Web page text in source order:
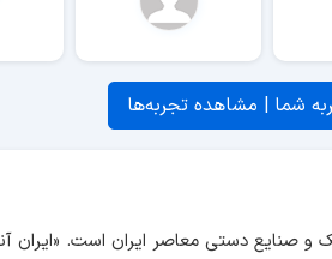
شما | مشاهده تجربه‌ها
و صنایع دستی معاصر ایران است.